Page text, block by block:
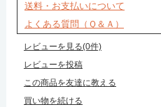
送料・お支払いについて
よくある質問（Ｑ＆Ａ）
レビューを見る(0件)
レビューを投稿
この商品を友達に教える
買い物を続ける